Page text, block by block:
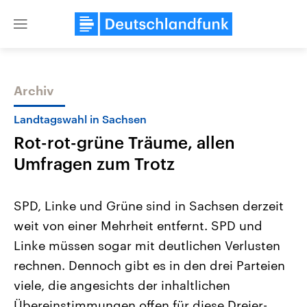
Close
Themen
Landtagswahl Sachsen-Anhalt
2026
Alle Informationen
Sachsen-Anhalt wählt am 6.
September 2026 einen neuen
Landtag. Seit 2021 wird das
Bundesland von einer Koalition aus
USA
Aktuelle Beiträge,
Hintergründe
Wirtschaftlich und
gehören die Vereinigten
den mächtigsten Ländern
mit großem Einfluss auf
Archiv
Landtagswahl in Sachsen
Rot-rot-grüne Träume, allen
Umfragen zum Trotz
SPD, Linke und Grüne sind in Sachsen derzeit
weit von einer Mehrheit entfernt. SPD und
Linke müssen sogar mit deutlichen Verlusten
rechnen. Dennoch gibt es in den drei Parteien
viele, die angesichts der inhaltlichen